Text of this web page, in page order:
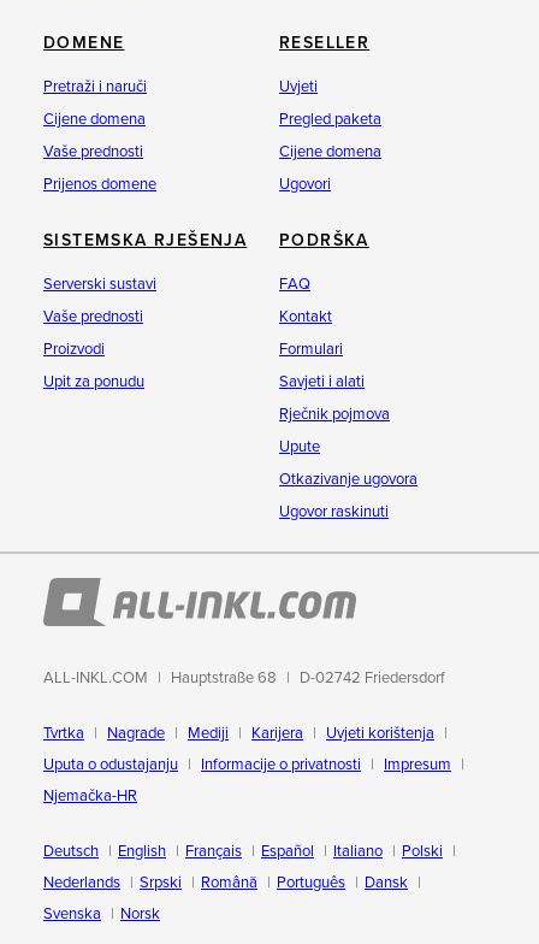
DOMENE
Pretraži i naruči
Cijene domena
Vaše prednosti
Prijenos domene
RESELLER
Uvjeti
Pregled paketa
Cijene domena
Ugovori
SISTEMSKA RJEŠENJA
Serverski sustavi
Vaše prednosti
Proizvodi
Upit za ponudu
PODRŠKA
FAQ
Kontakt
Formulari
Savjeti i alati
Rječnik pojmova
Upute
Otkazivanje ugovora
Ugovor raskinuti
ALL-INKL.COM Hauptstraße 68 D-02742 Friedersdorf
Tvrtka Nagrade Mediji Karijera
Uvjeti korištenja
Uputa o odustajanju
Informacije o privatnosti
Impresum
Njemačka-HR
Deutsch English Français Español Italiano
Polski
Nederlands
Srpski Română Português
Dansk
Svenska
Norsk